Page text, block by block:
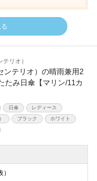
リオ）
ンテリオ）の晴雨兼用2
たみ日傘【マリン/11カ
日傘
レディース
ブラック
ホワイト